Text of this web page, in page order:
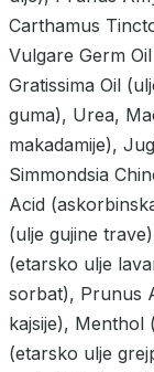
Carthamus
Vulgare Germ
Gratissima Oil
guma), Urea,
makadamije),
Simmondsia
Acid
(ulje gujine
(etarsko ulje
sorbat), Prunus
kajsije), Menthol
(etarsko ulje